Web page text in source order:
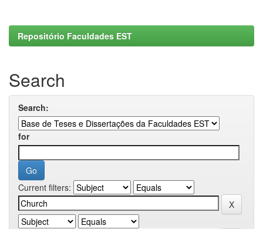
Repositório Faculdades EST
Search
Search:
for
Current filters: